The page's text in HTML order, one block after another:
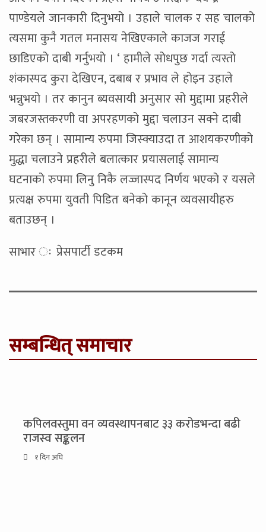
पाण्डेयले जानकारी दिनुभयो । उहाले चालक र सह चालको
त्यसमा कुनै गतल मनासय नेखिएकाले काजज गराई
छाडिएको दाबी गर्नुभयो । ‘ हामीले सोधपुछ गर्दा त्यस्तो
शंकास्पद कुरा देखिएन, दबाब र प्रभाव ले होइन उहाले
भन्नुभयो । तर कानुन ब्यवसायी अनुसार सो मुद्दामा प्रहरीले
जबरजस्तकरणी वा अपरहणको मुद्दा चलाउन सक्ने दाबी
गरेका छन् । सामान्य रुपमा जिस्क्याउदा त आशयकरणीको
मुद्धा चलाउने प्रहरीले बलात्कार प्रयासलाई सामान्य
घटनाको रुपमा लिनु निकै लज्जास्पद निर्णय भएको र यसले
प्रत्यक्ष रुपमा युवती पिडित बनेको कानून व्यवसायीहरु
बताउछन् ।
साभार ः प्रेसपार्टी डटकम
सम्बन्धित् समाचार
कपिलवस्तुमा वन व्यवस्थापनबाट ३३ करोडभन्दा बढी
राजस्व सङ्कलन
१ दिन अघि